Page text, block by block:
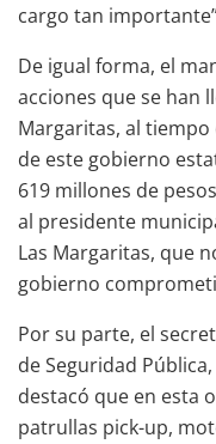
cargo tan
De igual forma, el
acciones que se han
Margaritas, al
de este gobierno
619 millones de
al presidente
Las Margaritas, que
gobierno
Por su parte, el
de Seguridad
destacó que en esta
patrullas pick-up,